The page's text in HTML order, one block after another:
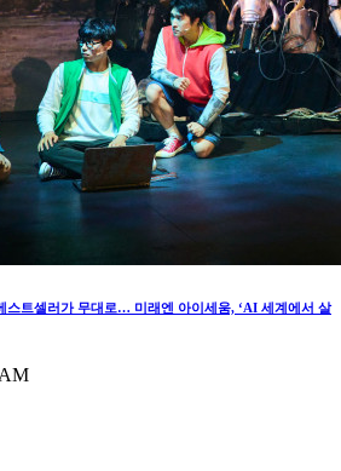
스트셀러가 무대로… 미래엔 아이세움, ‘AI 세계에서 살